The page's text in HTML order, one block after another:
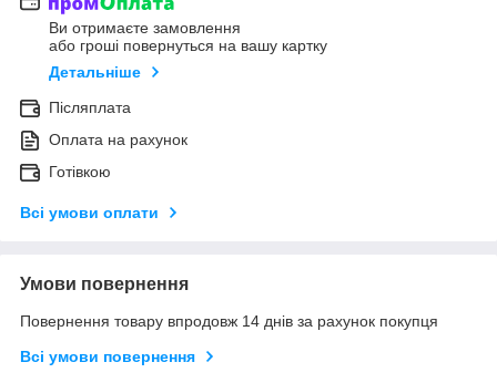
Ви отримаєте замовлення
або гроші повернуться на вашу картку
Детальніше
Післяплата
Оплата на рахунок
Готівкою
Всі умови оплати
Умови повернення
Повернення товару впродовж 14 днів за рахунок покупця
Всі умови повернення